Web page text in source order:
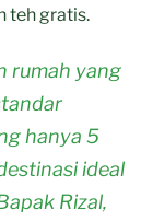
teh gratis.
rumah yang
hanya 5
ideal
Rizal,